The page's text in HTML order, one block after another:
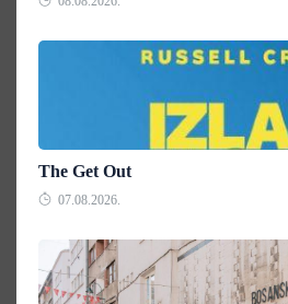
The Get Out
07.08.2026.